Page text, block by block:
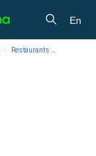
En
Restaurants